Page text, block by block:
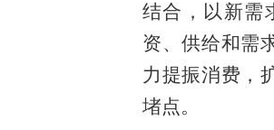
结合，以新需
资、供给和需
力提振消费，
堵点。